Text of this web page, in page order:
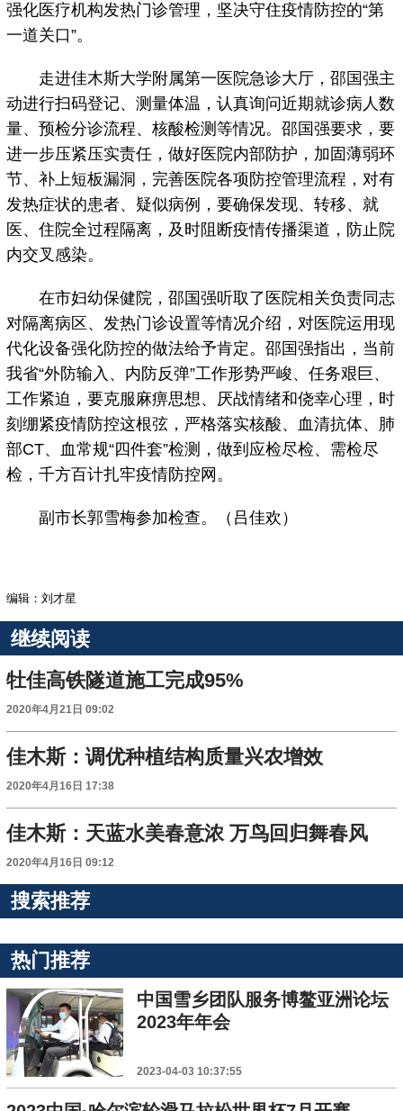
强化医疗机构发热门诊管理，坚决守住疫情防控的“第
一道关口”。
走进佳木斯大学附属第一医院急诊大厅，邵国强主
动进行扫码登记、测量体温，认真询问近期就诊病人数
量、预检分诊流程、核酸检测等情况。邵国强要求，要
进一步压紧压实责任，做好医院内部防护，加固薄弱环
节、补上短板漏洞，完善医院各项防控管理流程，对有
发热症状的患者、疑似病例，要确保发现、转移、就
医、住院全过程隔离，及时阻断疫情传播渠道，防止院
内交叉感染。
在市妇幼保健院，邵国强听取了医院相关负责同志
对隔离病区、发热门诊设置等情况介绍，对医院运用现
代化设备强化防控的做法给予肯定。邵国强指出，当前
我省“外防输入、内防反弹”工作形势严峻、任务艰巨、
工作紧迫，要克服麻痹思想、厌战情绪和侥幸心理，时
刻绷紧疫情防控这根弦，严格落实核酸、血清抗体、肺
部CT、血常规“四件套”检测，做到应检尽检、需检尽
检，千方百计扎牢疫情防控网。
副市长郭雪梅参加检查。（吕佳欢）
编辑：刘才星
继续阅读
牡佳高铁隧道施工完成95%
2020年4月21日 09:02
佳木斯：调优种植结构质量兴农增效
2020年4月16日 17:38
佳木斯：天蓝水美春意浓 万鸟回归舞春风
2020年4月16日 09:12
搜索推荐
热门推荐
中国雪乡团队服务博鳌亚洲论坛
2023年年会
2023-04-03 10:37:55